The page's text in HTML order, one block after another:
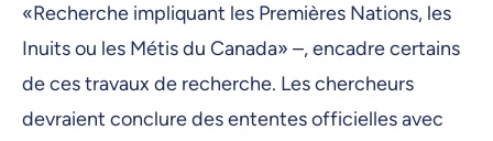
«Recherche impliquant les Premières Nations, les
Inuits ou les Métis du Canada» –, encadre certains
de ces travaux de recherche. Les chercheurs
devraient conclure des ententes officielles avec